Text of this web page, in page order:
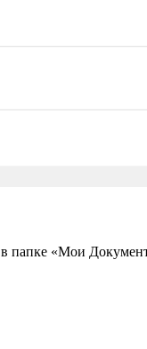
в папке «Мои